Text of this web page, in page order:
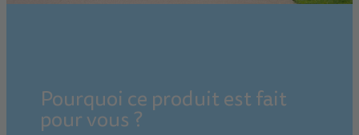
Pourquoi ce produit est fait
pour vous ?